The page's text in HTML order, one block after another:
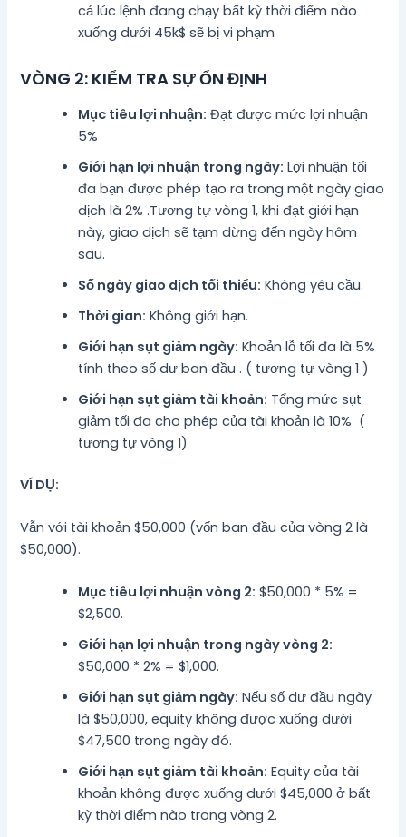
cả lúc lệnh đang chạy bất kỳ thời điểm nào
xuống dưới 45k$ sẽ bị vi phạm
VÒNG 2: KIỂM TRA SỰ ỔN ĐỊNH
Mục tiêu lợi nhuận: Đạt được mức lợi nhuận
5%
Giới hạn lợi nhuận trong ngày: Lợi nhuận tối
đa bạn được phép tạo ra trong một ngày giao
dịch là 2% .Tương tự vòng 1, khi đạt giới hạn
này, giao dịch sẽ tạm dừng đến ngày hôm
sau.
Số ngày giao dịch tối thiểu: Không yêu cầu.
Thời gian: Không giới hạn.
Giới hạn sụt giảm ngày: Khoản lỗ tối đa là 5%
tính theo số dư ban đầu . ( tương tự vòng 1 )
Giới hạn sụt giảm tài khoản: Tổng mức sụt
giảm tối đa cho phép của tài khoản là 10% (
tương tự vòng 1)
VÍ DỤ:
Vẫn với tài khoản $50,000 (vốn ban đầu của vòng 2 là
$50,000).
Mục tiêu lợi nhuận vòng 2: $50,000 * 5% =
$2,500.
Giới hạn lợi nhuận trong ngày vòng 2:
$50,000 * 2% = $1,000.
Giới hạn sụt giảm ngày: Nếu số dư đầu ngày
là $50,000, equity không được xuống dưới
$47,500 trong ngày đó.
Giới hạn sụt giảm tài khoản: Equity của tài
khoản không được xuống dưới $45,000 ở bất
kỳ thời điểm nào trong vòng 2.